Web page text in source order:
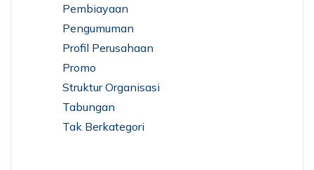
Pembiayaan
Pengumuman
Profil Perusahaan
Promo
Struktur Organisasi
Tabungan
Tak Berkategori